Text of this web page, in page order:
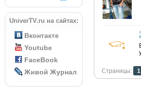
UniverTV.ru на сайтах:
Вконтакте
Youtube
FaceBook
Живой Журнал
Страницы: 1